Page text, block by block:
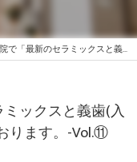
ックスと義歯(入れ歯)」に特化した治療をしております。-Vol.⑪
ックスと義歯(入
ります。-Vol.⑪